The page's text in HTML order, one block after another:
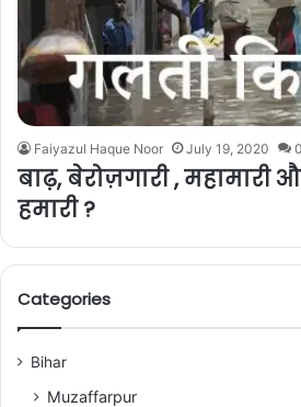
Faiyazul Haque Noor July 19, 2020 0
बाढ़, बेरोज़गारी , महामारी
हमारी ?
Categories
Bihar
Muzaffarpur